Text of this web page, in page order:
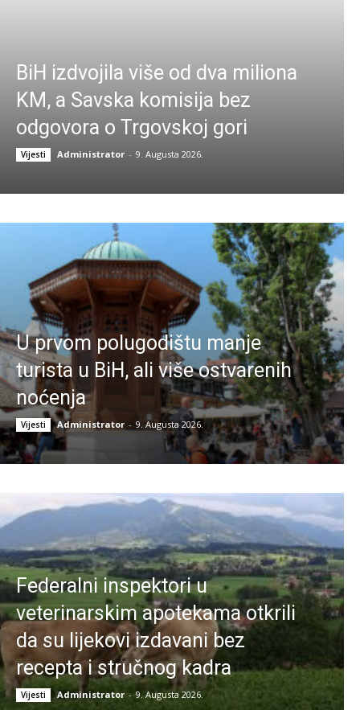
BiH izdvojila više od dva miliona
KM, a Savska komisija bez
odgovora o Trgovskoj gori
Vijesti Administrator - 9. Augusta 2026.
U prvom polugodištu manje
turista u BiH, ali više ostvarenih
noćenja
Vijesti Administrator - 9. Augusta 2026.
Federalni inspektori u
veterinarskim apotekama otkrili
da su lijekovi izdavani bez
recepta i stručnog kadra
Vijesti Administrator - 9. Augusta 2026.